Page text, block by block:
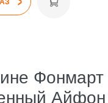
Айфон